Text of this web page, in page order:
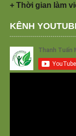
+ Thời gian làm
KÊNH